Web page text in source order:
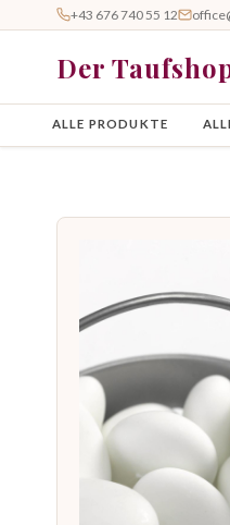
+43 676 740 55 12
Der
ALLE PRODUKTE